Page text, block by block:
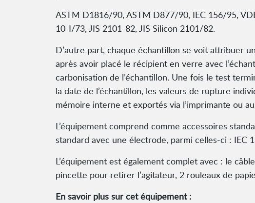
ASTM D1816/90, ASTM D877/90, IEC 156/95,
10-I/73, JIS 2101-82, JIS Silicon 2101/82.
D’autre part, chaque échantillon se voit attribuer
après avoir placé le récipient en verre avec
carbonisation de l’échantillon. Une fois le test
la date de l’échantillon, les valeurs de rupture
mémoire interne et exportés via l’imprimante ou
L’équipement comprend comme accessoires
standard avec une électrode, parmi celles-ci : IEC
L’équipement est également complet avec : le
pincette pour retirer l’agitateur, 2 rouleaux de
En savoir plus sur cet équipement :